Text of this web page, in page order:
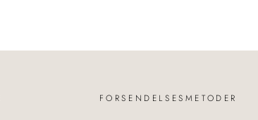
FORSENDELSESMETODER